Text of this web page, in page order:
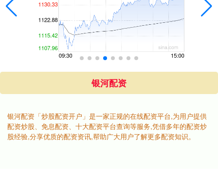
银河配资
银河配资「炒股配资开户」是一家正规的在线配资平台,为用户提供
配资炒股、免息配资、十大配资平台查询等服务,凭借多年的配资炒
股经验,分享优质的配资资讯,帮助广大用户了解更多配资知识。